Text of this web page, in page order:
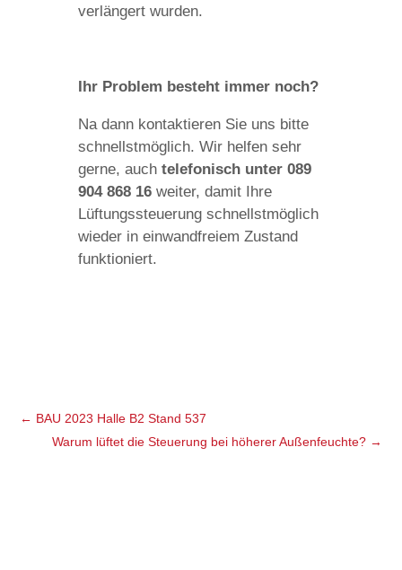
verlängert wurden.
Ihr Problem besteht immer noch?
Na dann kontaktieren Sie uns bitte
schnellstmöglich. Wir helfen sehr
gerne, auch telefonisch unter 089
904 868 16weiter, damit Ihre
Lüftungssteuerung schnellstmöglich
wieder in einwandfreiem Zustand
funktioniert.
← BAU 2023 Halle B2 Stand 537
Warum lüftet die Steuerung bei höherer Außenfeuchte?→